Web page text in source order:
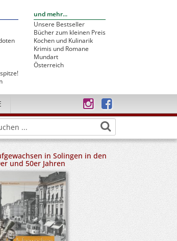
und mehr...
Unsere Bestseller
Bücher zum kleinen Preis
Kochen und Kulinarik
Krimis und Romane
Mundart
Österreich
in Solingen in den
und 50er Jahren